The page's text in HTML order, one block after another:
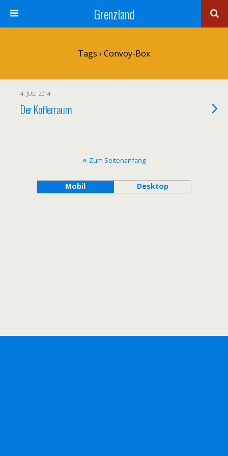
Grenzland
Tags › Convoy-Box
4. JULI 2014
Der Kofferraum
Zum Seitenanfang
Mobil Desktop